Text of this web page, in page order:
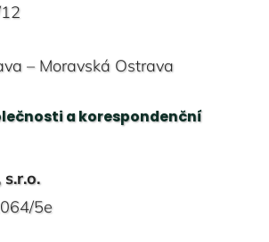
– Moravská Ostrava
a korespondenční
5e